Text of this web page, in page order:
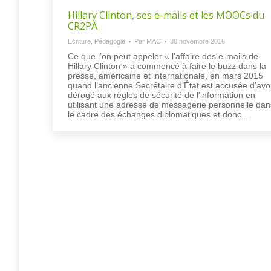
Hillary Clinton, ses e-mails et les MOOCs du
CR2PA
Ecriture Pédagogie Par MAC 30 novembre 2016
Ce que l’on peut appeler « l’affaire des e-mails de
Hillary Clinton » a commencé à faire le buzz dans la
presse, américaine et internationale, en mars 2015
quand l’ancienne Secrétaire d’État est accusée
dérogé aux règles de sécurité de l’information en
utilisant une adresse de messagerie personnelle
le cadre des échanges diplomatiques et donc…